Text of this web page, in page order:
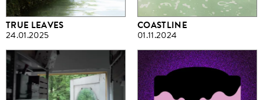
TRUE LEAVES
24.01.2025
COASTLINE
01.11.2024